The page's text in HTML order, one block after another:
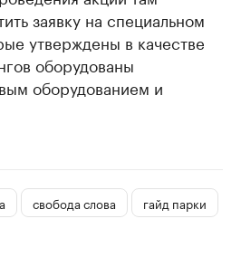
заявку на специальном
утверждены в качестве
оборудованы
оборудованием и
свобода слова гайд парки